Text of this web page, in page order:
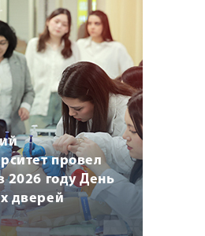
провел
2026 году День
дверей